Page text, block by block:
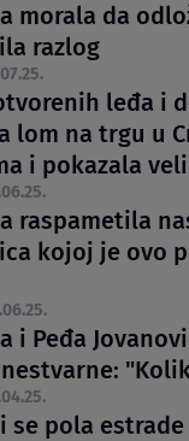
morala da
razlog
leđa i
lom na trgu u
i pokazala
raspametila
kojoj je ovo
i Peđa
se pola